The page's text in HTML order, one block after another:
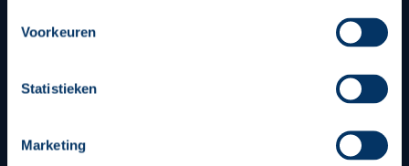
Voorkeuren
Statistieken
Marketing